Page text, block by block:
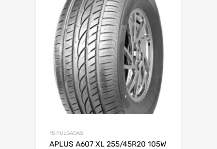
15 PULGADAS
APLUS A607 XL 255/45R20 105W